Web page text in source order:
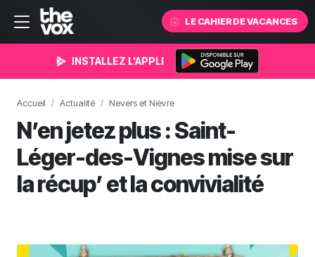
LE CAHIER DE VACANCES
INSTALLEZ L'APPLI
Accueil Actualité Nevers et Nièvre
N’en jetez plus : Saint-
Léger-des-Vignes mise sur
la récup’ et la convivialité